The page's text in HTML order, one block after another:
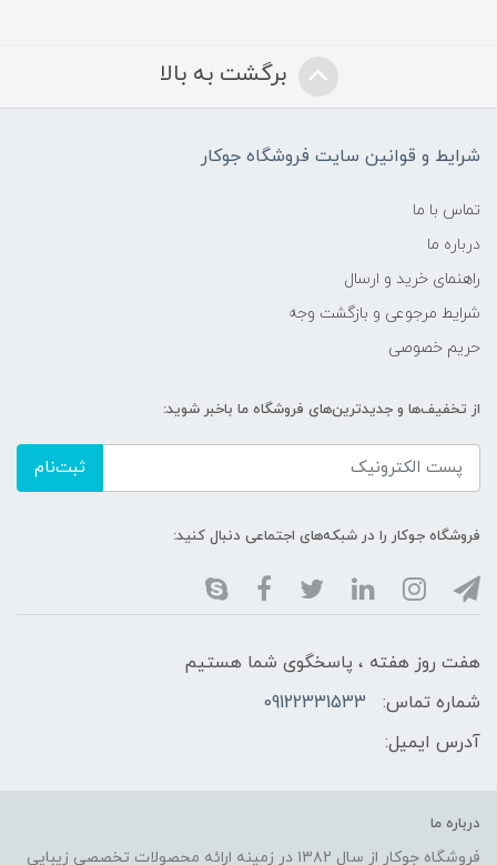
برگشت به بالا
شرایط و قوانین سایت فروشگاه جوکار
تماس با ما
درباره ما
راهنمای خرید و ارسال
شرایط مرجوعی و بازگشت وجه
حریم خصوصی
از تخفیف‌ها و جدیدترین‌های فروشگاه ما باخبر شوید:
ثبت‌نام
فروشگاه جوکار را در شبکه‌های اجتماعی دنبال کنید:
هفت روز هفته ، پاسخگوی شما هستیم
شماره تماس:
09122331533
آدرس ایمیل:
درباره ما
فروشگاه جوکار از سال ۱۳۸۲ در زمینه ارائه محصولات تخصصی زیبایی